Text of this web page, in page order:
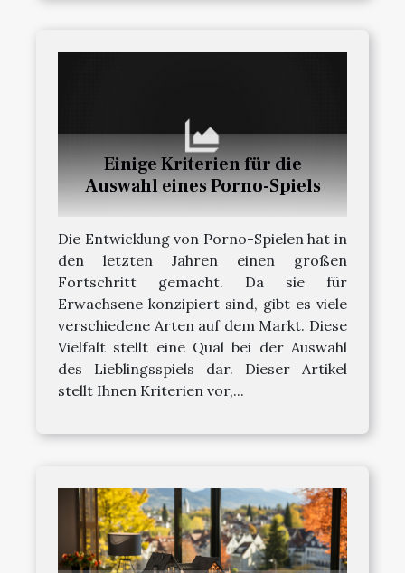
Einige Kriterien für die
Auswahl eines Porno-Spiels
Die Entwicklung von Porno-Spielen hat in
den letzten Jahren einen großen
Fortschritt gemacht. Da sie für
Erwachsene konzipiert sind, gibt es viele
verschiedene Arten auf dem Markt. Diese
Vielfalt stellt eine Qual bei der Auswahl
des Lieblingsspiels dar. Dieser Artikel
stellt Ihnen Kriterien vor,...